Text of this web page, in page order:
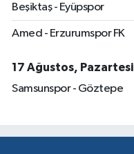
Beşiktaş - Eyüpspor
Amed - Erzurumspor FK
17 Ağustos, Pazartesi
Samsunspor - Göztepe